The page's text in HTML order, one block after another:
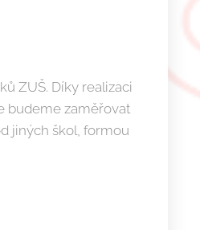
ZUŠ. Díky realizaci
budeme zaměřovat
jiných škol, formou